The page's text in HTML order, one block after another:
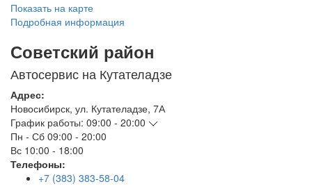
Показать на карте
Подробная информация
Советский район
Автосервис на Кутателадзе
Адрес:
Новосибирск, ул. Кутателадзе, 7А
График работы: 09:00 - 20:00
Пн - Сб 09:00 - 20:00
Вс 10:00 - 18:00
Телефоны:
+7 (383) 383-58-04